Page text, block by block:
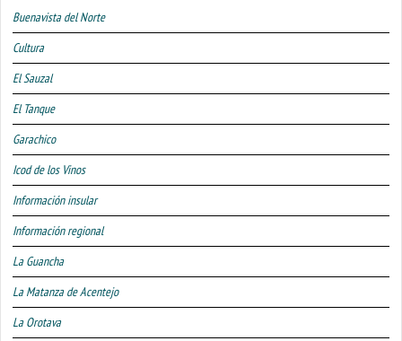
Buenavista del Norte
Cultura
El Sauzal
El Tanque
Garachico
Icod de los Vinos
Información insular
Información regional
La Guancha
La Matanza de Acentejo
La Orotava